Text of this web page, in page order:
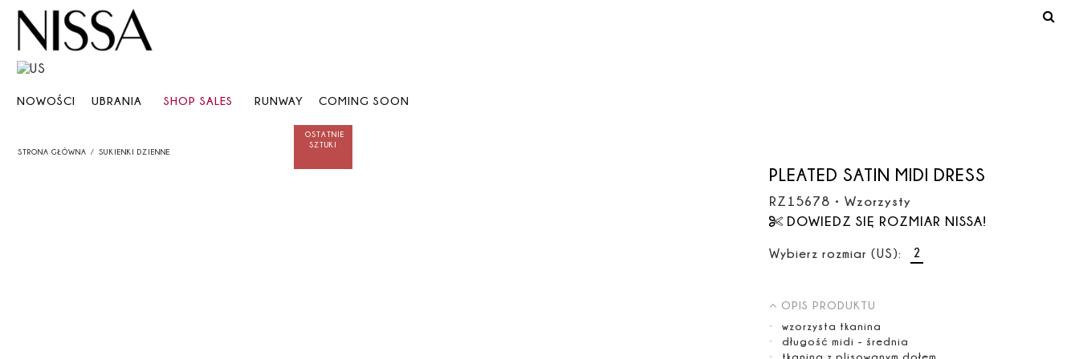
NOWOŚCI UBRANIA SHOP SALES RUNWAY COMING SOON
STRONA GŁÓWNA SUKIENKI DZIENNE
PLEATED SATIN MIDI DRESS
RZ15678 • Wzorzysty
DOWIEDZ SIĘ ROZMIAR NISSA!
Wybierz rozmiar (US): 2
OPIS PRODUKTU
wzorzysta tkanina
długość midi - średnia
tkanina z plisowanym dołem